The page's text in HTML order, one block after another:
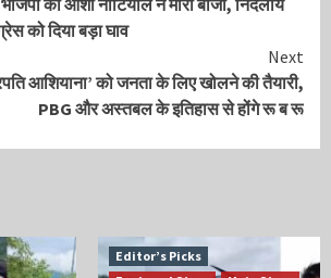
को दिया बड़ा घाव
Next
आशियाना’ को जनता के लिए खोलने की तैयारी,
PBG और अस्तबल के इतिहास से होंगे रू ब रू
Editor’s Picks